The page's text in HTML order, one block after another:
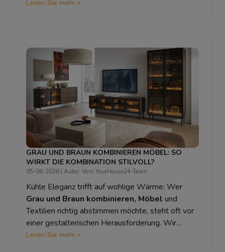
welche Farbe passt zu beige Sofa
Lesen Sie mehr »
GRAU UND BRAUN KOMBINIEREN MÖBEL: SO
WIRKT DIE KOMBINATION STILVOLL?
05-06-2026 | Autor: Vom YourHouse24-Team
Kühle Eleganz trifft auf wohlige Wärme: Wer
Grau und Braun kombinieren, Möbel und
Textilien richtig abstimmen möchte, steht oft vor
einer gestalterischen Herausforderung. Wir
zeigen Ihnen die besten Tipps und
Lesen Sie mehr »